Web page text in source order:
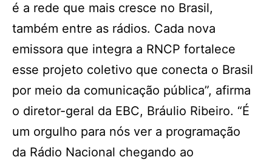
é a rede que mais cresce no Brasil,
também entre as rádios. Cada nova
emissora que integra a RNCP fortalece
esse projeto coletivo que conecta o Brasil
por meio da comunicação pública”, afirma
o diretor-geral da EBC, Bráulio Ribeiro. “É
um orgulho para nós ver a programação
da Rádio Nacional chegando ao